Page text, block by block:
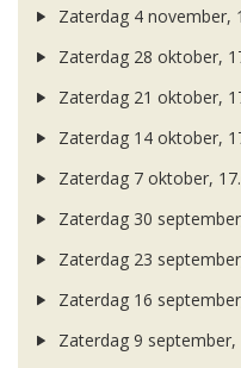
Zaterdag 4 november,
Zaterdag 28 oktober,
Zaterdag 21 oktober,
Zaterdag 14 oktober,
Zaterdag 7 oktober,
Zaterdag 30
Zaterdag 23
Zaterdag 16
Zaterdag 9 september,